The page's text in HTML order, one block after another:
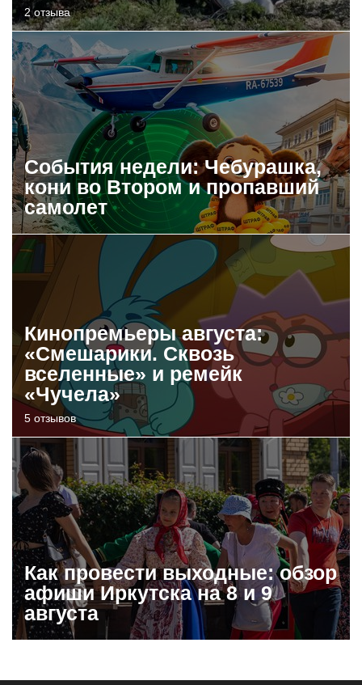
2 отзыва
События недели: Чебурашка,
кони во Втором и пропавший
самолет
Кинопремьеры августа:
«Смешарики. Сквозь
вселенные» и ремейк
«Чучела»
5 отзывов
Как провести выходные: обзор
афиши Иркутска на 8 и 9
августа